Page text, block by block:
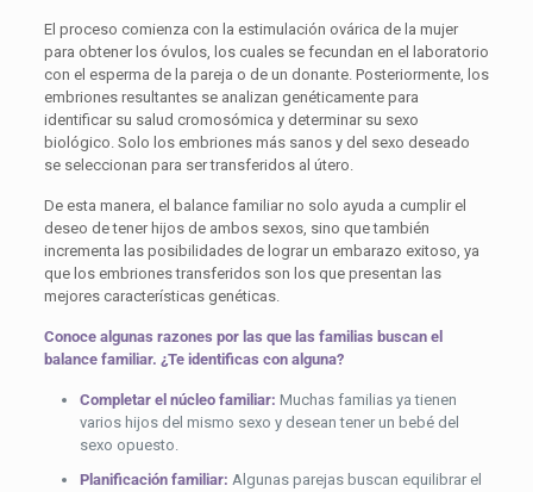
El proceso comienza con la estimulación ovárica de la mujer
para obtener los óvulos, los cuales se fecundan en el laboratorio
con el esperma de la pareja o de un donante. Posteriormente, los
embriones resultantes se analizan genéticamente para
identificar su salud cromosómica y determinar su sexo
biológico. Solo los embriones más sanos y del sexo deseado
se seleccionan para ser transferidos al útero.
De esta manera, el balance familiar no solo ayuda a cumplir el
deseo de tener hijos de ambos sexos, sino que también
incrementa las posibilidades de lograr un embarazo exitoso, ya
que los embriones transferidos son los que presentan las
mejores características genéticas.
Conoce algunas razones por las que las familias buscan el
balance familiar. ¿Te identificas con alguna?
Completar el núcleo familiar: Muchas familias ya tienen
varios hijos del mismo sexo y desean tener un bebé del
sexo opuesto.
Planificación familiar: Algunas parejas buscan equilibrar el